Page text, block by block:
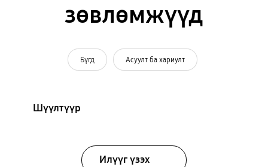
зөвлөмжүүд
Бүгд Асуулт ба хариулт
Шүүлтүүр
Илүүг үзэх